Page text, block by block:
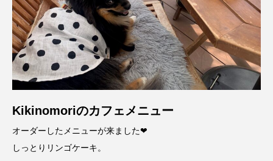
Kikinomoriのカフェメニュー
オーダーしたメニューが来ました❤
しっとりリンゴケーキ。